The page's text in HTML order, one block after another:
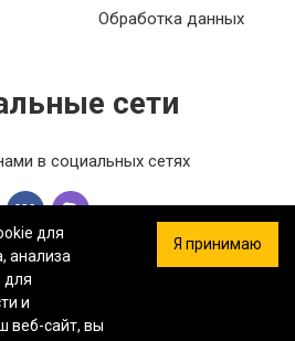
Обработка данных
сети
в социальных сетях
на сайте не является
для
анализа
для
и
веб-сайт, вы
Я принимаю